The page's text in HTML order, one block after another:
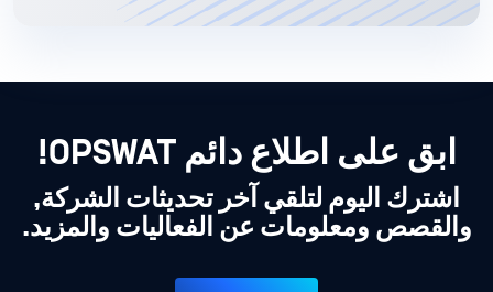
ابق على اطلاع دائم OPSWAT!
اشترك اليوم لتلقي آخر تحديثات الشركة,
والقصص ومعلومات عن الفعاليات والمزيد.